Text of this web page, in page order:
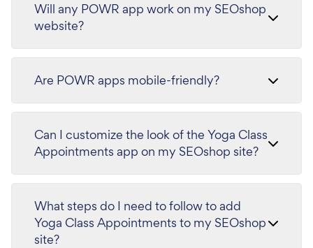
Will any POWR app work on my SEOshop
website?
Are POWR apps mobile-friendly?
Can I customize the look of the Yoga Class
Appointments app on my SEOshop site?
What steps do I need to follow to add
Yoga Class Appointments to my SEOshop
site?